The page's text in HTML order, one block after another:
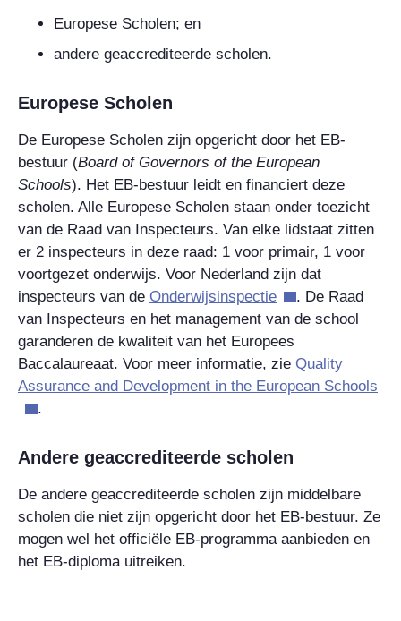
Europese Scholen; en
andere geaccrediteerde scholen.
Europese Scholen
De Europese Scholen zijn opgericht door het EB-
bestuur (Board of Governors of the European
Schools). Het EB-bestuur leidt en financiert deze
scholen. Alle Europese Scholen staan onder toezicht
van de Raad van Inspecteurs. Van elke lidstaat zitten
er 2 inspecteurs in deze raad: 1 voor primair, 1 voor
voortgezet onderwijs. Voor Nederland zijn dat
inspecteurs van de Onderwijsinspectie
. De Raad
van Inspecteurs en het management van de school
garanderen de kwaliteit van het Europees
Baccalaureaat. Voor meer informatie, zie Quality
Assurance and Development in the European Schools
.
Andere geaccrediteerde scholen
De andere geaccrediteerde scholen zijn middelbare
scholen die niet zijn opgericht door het EB-bestuur. Ze
mogen wel het officiële EB-programma aanbieden en
het EB-diploma uitreiken.